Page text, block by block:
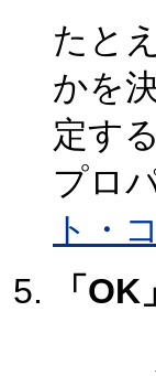
たと
かを
定す
プロ
ト・
「OK」